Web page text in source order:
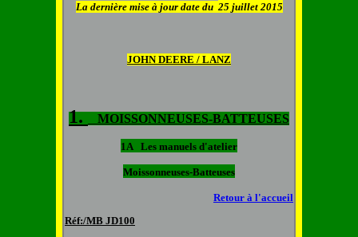
La dernière mise à jour date du 25 juillet 2015
JOHN DEERE / LANZ
1. MOISSONNEUSES-BATTEUSES
1A Les manuels d'atelier
Moissonneuses-Batteuses
Retour à l'accueil
Réf:/MB JD100